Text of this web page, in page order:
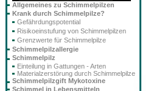
Allgemeines zu Schimmelpilzen
Krank durch Schimmelpilze?
Gefährdungspotential
Risikoeinstufung von Schimmelpilzen
Grenzwerte für Schimmelpilze
Schimmelpilzallergie
Schimmelpilz
Einteilung in Gattungen - Arten
Materialzerstörung durch Schimmelpilze
Schimmelpilzgift Mykotoxine
Schimmel in Lebensmitteln